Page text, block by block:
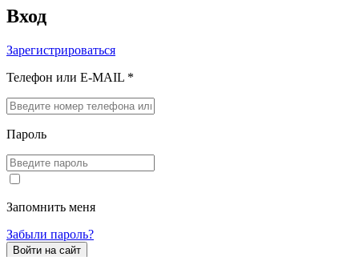
Вход
Зарегистрироваться
Телефон или E-MAIL *
Пароль
Запомнить меня
Забыли пароль?
Войти на сайт